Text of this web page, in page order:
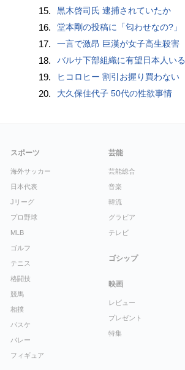
15. 黒木啓司氏 逮捕されていたか
16. 堂本剛の投稿に「匂わせなの?」
17. 一言で激昂 巨漢が女子高生殺害
18. バルサ下部組織に有望日本人いる
19. ヒコロヒー 割引お握り買わない
20. 大久保佳代子 50代の性欲事情
スポーツ
海外サッカー
日本代表
Jリーグ
プロ野球
MLB
ゴルフ
テニス
格闘技
競馬
相撲
バスケ
バレー
フィギュア
芸能
芸能総合
音楽
韓流
グラビア
テレビ
ゴシップ
映画
レビュー
プレゼント
特集